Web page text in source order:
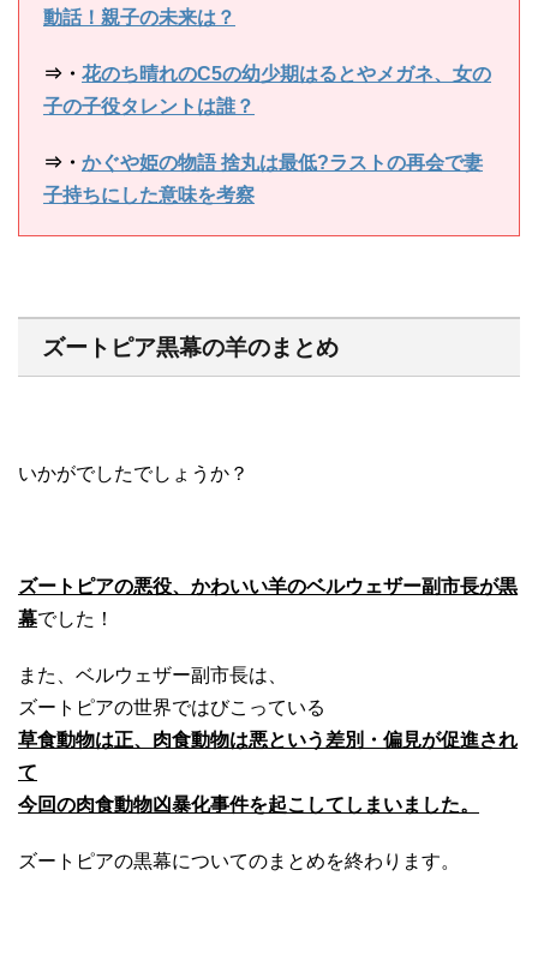
動話！親子の未来は？
⇒・ 花のち晴れのC5の幼少期はるとやメガネ、女の
子の子役タレントは誰？
⇒・ かぐや姫の物語 捨丸は最低?ラストの再会で妻
子持ちにした意味を考察
ズートピア黒幕の羊のまとめ
いかがでしたでしょうか？
ズートピアの悪役、かわいい羊のベルウェザー副市長が黒
幕でした！
また、ベルウェザー副市長は、
ズートピアの世界ではびこっている
草食動物は正、肉食動物は悪という差別・偏見が促進され
て
今回の肉食動物凶暴化事件を起こしてしまいました。
ズートピアの黒幕についてのまとめを終わります。